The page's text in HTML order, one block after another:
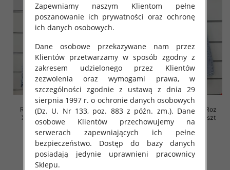
Rybaczki damskie jeansy Roz
XS-XL, 1 Kolor Paczka 10 szt
46.00 zł
szczegóły
Rybaczki damskie jeansy Roz
XS-XL, 1 Kolor Paczka 10 szt
46.00 zł
szczegóły
Zapewniamy naszym Klientom pełne
poszanowanie ich prywatności oraz ochronę
ich danych osobowych.
Dane osobowe przekazywane nam przez
Klientów przetwarzamy w sposób zgodny z
zakresem udzielonego przez Klientów
zezwolenia oraz wymogami prawa, w
szczególności zgodnie z ustawą z dnia 29
sierpnia 1997 r. o ochronie danych osobowych
(Dz. U. Nr 133, poz. 883 z późn. zm.). Dane
osobowe Klientów przechowujemy na
serwerach zapewniających ich pełne
bezpieczeństwo. Dostęp do bazy danych
posiadają jedynie uprawnieni pracownicy
Sklepu.